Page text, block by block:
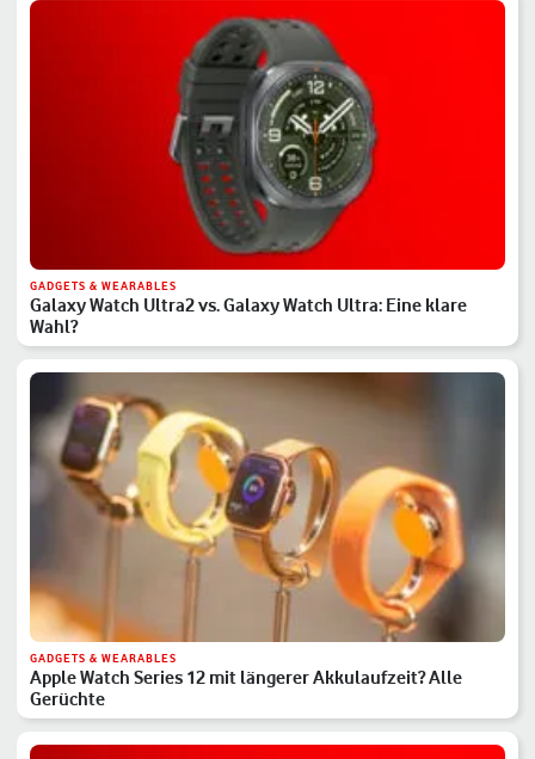
GADGETS & WEARABLES
Galaxy Watch Ultra2 vs. Galaxy Watch Ultra: Eine klare
Wahl?
GADGETS & WEARABLES
Apple Watch Series 12 mit längerer Akkulaufzeit? Alle
Gerüchte